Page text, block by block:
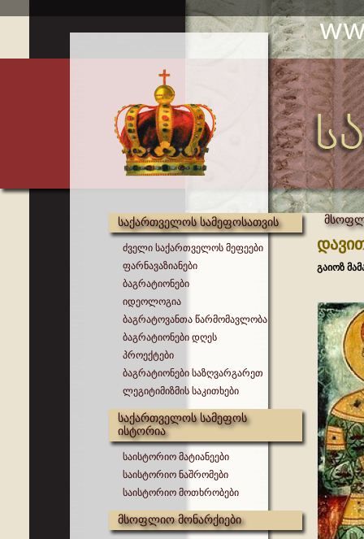
საქართველოს სამეფოსათვის
ძველი საქართველოს მეფეები
ფარნავაზიანები
ბაგრატიონები
იდეოლოგია
ბაგრატოვანთა წარმომავლობა
ბაგრატიონები დღეს
პროექტები
ბაგრატიონები საზღვარგარეთ
ლეგიტიმიზმის საკითხები
საქართველოს სამეფოს
ისტორია
საისტორიო მატიანეები
საისტორიო ნაშრომები
საისტორიო მოთხრობები
მსოფლიო მონარქიები
გაიოზ